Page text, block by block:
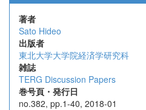
著者
Sato Hideo
出版者
東北大学大学院経済学研究科
雑誌
TERG Discussion Papers
巻号頁・発行日
no.382, pp.1-40, 2018-01